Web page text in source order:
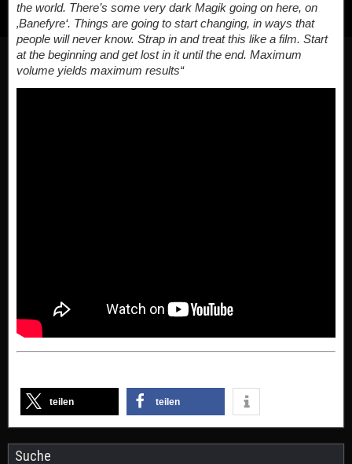
the world. There’s some very dark Magik going on here, on
‚Banefyre‘. Things are going to start changing, in ways that
people will never know. Strap in and treat this like a film. Start
at the beginning and get lost in it until the end. Maximum
volume yields maximum results“
teilen teilen
Suche